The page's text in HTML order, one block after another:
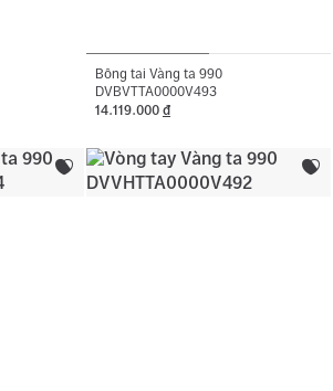
Bông tai Vàng ta 990
DVBVTTA0000V493
14.119.000 đ